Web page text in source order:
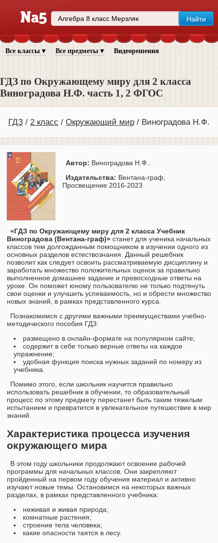
Все классы ▾ Все предметы ▾ Видеорешения
ГДЗ по Окружающему миру для 2 класса
Виноградова Н.Ф. часть 1, 2 ФГОС
ГДЗ 2 класс Окружающий мир Виноградова Н.Ф.
Автор: Виноградова Н.Ф..
Издательства: Вентана-граф,
Просвещение 2016-2023
«ГДЗ по Окружающему миру для 2 класса Учебник
Виноградова (Вентана-граф)» станет для ученика начальных
классов тем долгожданным помощником в изучении одного из
основных разделов естествознания. Данный решебник
позволит как следует освоить рассматриваемую дисциплину и
заработать множество положительных оценок за правильно
выполненное домашнее задание и превосходные ответы на
уроке. Он поможет юному пользователю не только подтянуть
свои оценки и улучшить успеваемость, но и обрести множество
новых знаний, в рамках представленного курса.
Познакомимся с другими важными преимуществами учебно-
методического пособия ГДЗ:
размещено в онлайн-формате на популярном сайте;
содержит в себе только верные ответы на каждое
упражнение;
удобная функция поиска нужных заданий по номеру из
учебника.
Помимо этого, если школьник научится правильно
использовать решебник в обучении, то образовательный
процесс по этому предмету перестанет быть таким тяжелым
испытанием и превратится в увлекательное путешествие в мир
знаний.
Характеристика процесса изучения
окружающего мира
В этом году школьники продолжают освоение рабочей
программы для начальных классов. Они закрепляют
пройденный на первом году обучения материал и активно
изучают новые темы. Остановимся на некоторых важных
разделах, в рамках представленного учебника:
неживая и живая природа;
комнатные растения;
строение тела человека;
какие опасности таятся в лесу.